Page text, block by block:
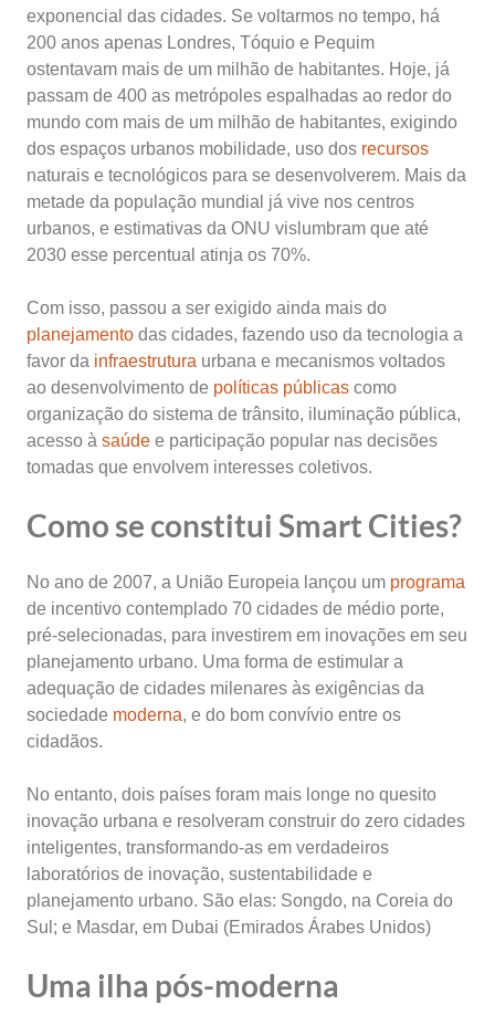
exponencial das cidades. Se voltarmos no tempo, há
200 anos apenas Londres, Tóquio e Pequim
ostentavam mais de um milhão de habitantes. Hoje, já
passam de 400 as metrópoles espalhadas ao redor do
mundo com mais de um milhão de habitantes, exigindo
dos espaços urbanos mobilidade, uso dos recursos
naturais e tecnológicos para se desenvolverem. Mais da
metade da população mundial já vive nos centros
urbanos, e estimativas da ONU vislumbram que até
2030 esse percentual atinja os 70%.
Com isso, passou a ser exigido ainda mais do
planejamento das cidades, fazendo uso da tecnologia a
favor da infraestrutura urbana e mecanismos voltados
ao desenvolvimento de políticas públicas como
organização do sistema de trânsito, iluminação pública,
acesso à saúde e participação popular nas decisões
tomadas que envolvem interesses coletivos.
Como se constitui Smart Cities?
No ano de 2007, a União Europeia lançou um programa
de incentivo contemplado 70 cidades de médio porte,
pré-selecionadas, para investirem em inovações em seu
planejamento urbano. Uma forma de estimular a
adequação de cidades milenares às exigências da
sociedade moderna, e do bom convívio entre os
cidadãos.
No entanto, dois países foram mais longe no quesito
inovação urbana e resolveram construir do zero cidades
inteligentes, transformando-as em verdadeiros
laboratórios de inovação, sustentabilidade e
planejamento urbano. São elas: Songdo, na Coreia do
Sul; e Masdar, em Dubai (Emirados Árabes Unidos)
Uma ilha pós-moderna